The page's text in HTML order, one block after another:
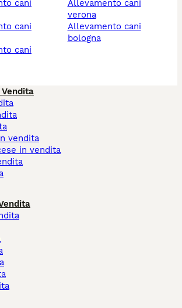
allevamento cani
verona
allevamento cani
bologna
vendita
in vendita